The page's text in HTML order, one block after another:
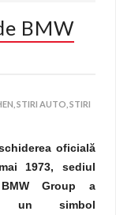
BMW
STIRI AUTO, STIRI
oficială
1973, sediul
Group a
un simbol